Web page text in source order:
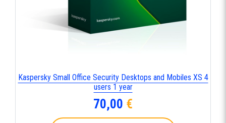
Kaspersky Small Office Security Desktops and Mobiles XS 4
users 1 year
70,00 €